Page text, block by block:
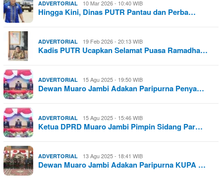
ADVERTORIAL 10 Mar 2026 - 10:40 WIB
Hingga Kini, Dinas PUTR Pantau dan Perba…
ADVERTORIAL 19 Feb 2026 - 20:13 WIB
Kadis PUTR Ucapkan Selamat Puasa Ramadha…
ADVERTORIAL 15 Agu 2025 - 19:50 WIB
Dewan Muaro Jambi Adakan Paripurna Penya…
ADVERTORIAL 15 Agu 2025 - 15:46 WIB
Ketua DPRD Muaro Jambi Pimpin Sidang Par…
ADVERTORIAL 13 Agu 2025 - 18:41 WIB
Dewan Muaro Jambi Adakan Paripurna KUPA …